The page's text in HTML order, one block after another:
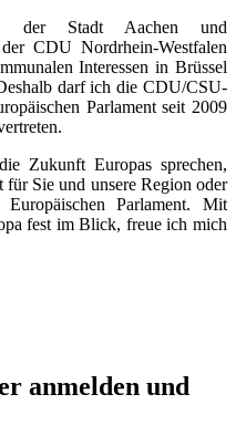
der Stadt Aachen und
CDU Nordrhein-Westfalen
Interessen in Brüssel
darf ich die CDU/CSU-
Parlament seit 2009
Zukunft Europas sprechen,
Sie und unsere Region oder
Parlament. Mit
fest im Blick, freue ich mich
anmelden und